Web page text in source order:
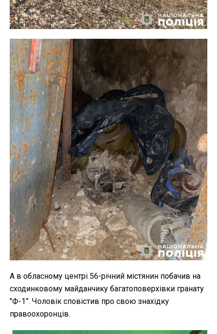
А в обласному центрі 56-річний містянин побачив на
сходинковому майданчику багатоповерхівки гранату
"Ф-1”. Чоловік сповістив про свою знахідку
правоохоронців.